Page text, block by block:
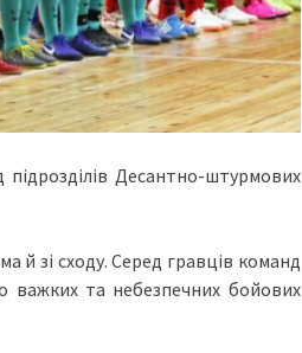
Десантно-штурмових
й зі сходу. Серед гравців команд
важких та небезпечних бойових